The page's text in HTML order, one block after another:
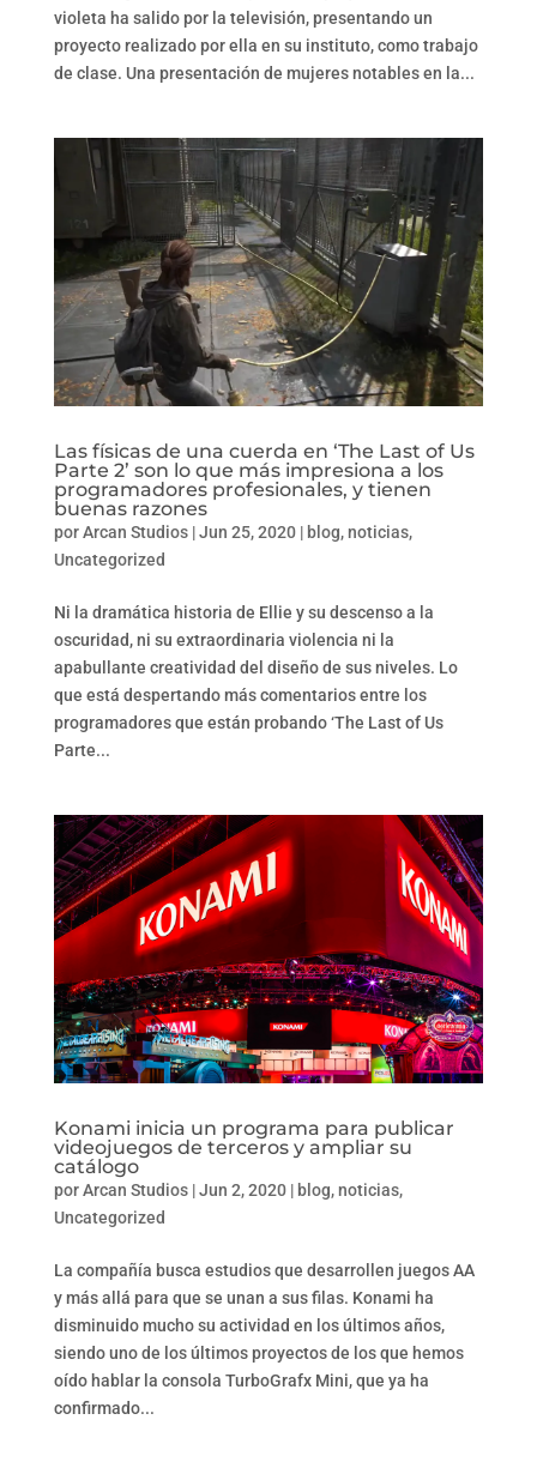
violeta ha salido por la televisión, presentando un
proyecto realizado por ella en su instituto, como trabajo
de clase. Una presentación de mujeres notables en la...
Las físicas de una cuerda en ‘The Last of Us
Parte 2’ son lo que más impresiona a los
programadores profesionales, y tienen
buenas razones
porArcan Studios|Jun 25, 2020| blog,noticias,
Uncategorized
Ni la dramática historia de Ellie y su descenso a la
oscuridad, ni su extraordinaria violencia ni la
apabullante creatividad del diseño de sus niveles. Lo
que está despertando más comentarios entre los
programadores que están probando ‘The Last of Us
Parte...
Konami inicia un programa para publicar
videojuegos de terceros y ampliar su
catálogo
porArcan Studios|Jun 2, 2020| blog,noticias,
Uncategorized
La compañía busca estudios que desarrollen juegos AA
y más allá para que se unan a sus filas. Konami ha
disminuido mucho su actividad en los últimos años,
siendo uno de los últimos proyectos de los que hemos
oído hablar la consola TurboGrafx Mini, que ya ha
confirmado...